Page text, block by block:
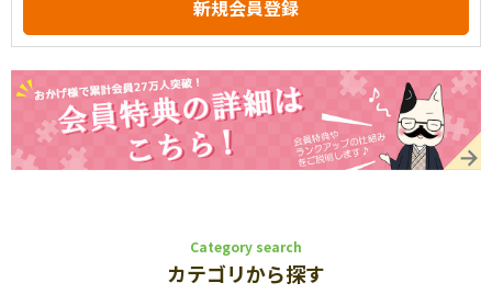
Category search
カテゴリから探す